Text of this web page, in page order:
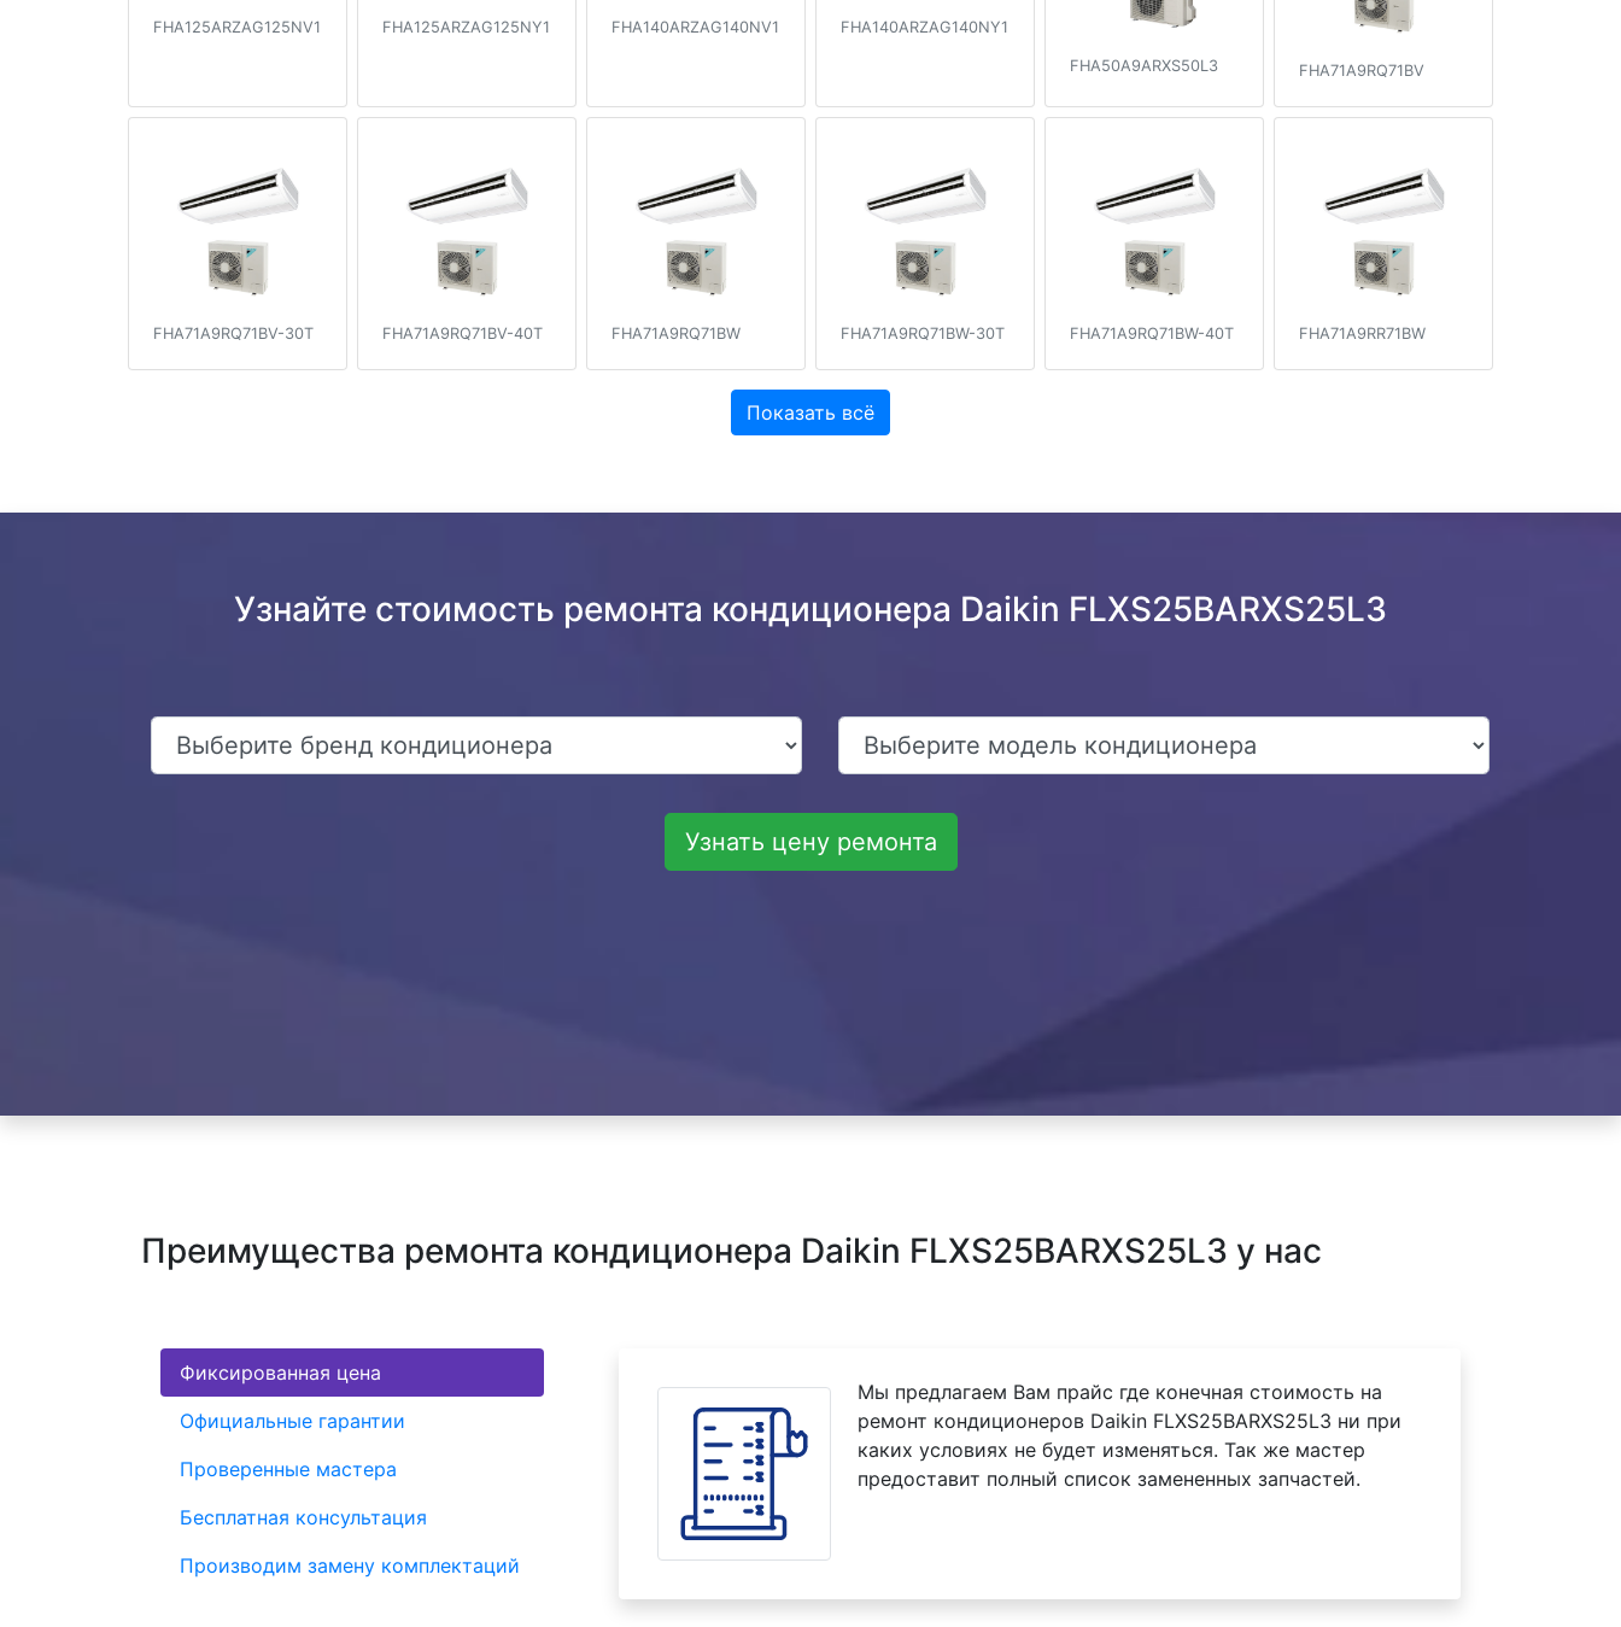
FHA125ARZAG125NV1 FHA125ARZAG125NY1 FHA140ARZAG140NV1 FHA140ARZAG140NY1
FHA50A9ARXS50L3 FHA71A9RQ71BV
FHA71A9RQ71BV-30T FHA71A9RQ71BV-40T FHA71A9RQ71BW FHA71A9RQ71BW-30T FHA71A9RQ71BW-40T FHA71A9RR71BW
Показать всё
Узнайте стоимость ремонта кондиционера Daikin FLXS25BARXS25L3
Узнать цену ремонта
Преимущества ремонта кондиционера Daikin FLXS25BARXS25L3 у нас
Фиксированная цена
Официальные гарантии
Проверенные мастера
Бесплатная консультация
Производим замену комплектаций
Мы предлагаем Вам прайс где конечная стоимость на
ремонт кондиционеров Daikin FLXS25BARXS25L3 ни при
каких условиях не будет изменяться. Так же мастер
предоставит полный список замененных запчастей.